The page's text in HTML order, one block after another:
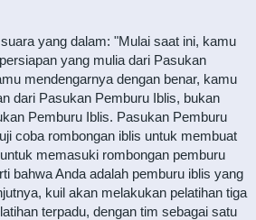
yang dalam: "Mulai saat ini, kamu
yang mulia dari Pasukan
mendengarnya dengan benar, kamu
dari Pasukan Pemburu Iblis, bukan
Pemburu Iblis. Pasukan Pemburu
coba rombongan iblis untuk membuat
memasuki rombongan pemburu
bahwa Anda adalah pemburu iblis yang
kuil akan melakukan pelatihan tiga
terpadu, dengan tim sebagai satu